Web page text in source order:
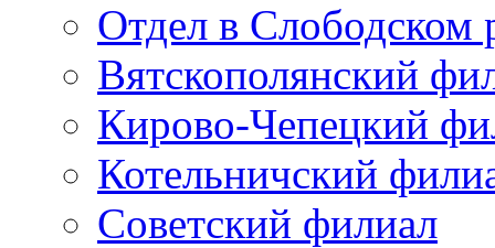
Отдел в Слободском
Вятскополянский
Кирово-Чепецкий
Котельничский
Советский филиал